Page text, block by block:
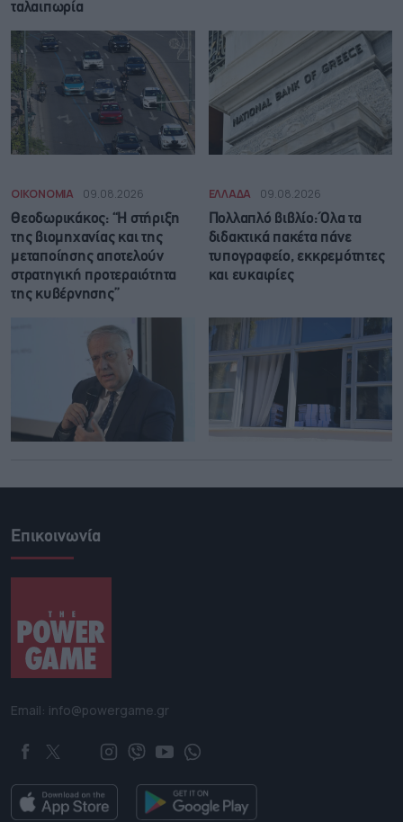
ταλαιπωρία
ΟΙΚΟΝΟΜΙΑ 09.08.2026
Θεοδωρικάκος: “Η στήριξη
της βιομηχανίας και της
μεταποίησης αποτελούν
στρατηγική προτεραιότητα
της κυβέρνησης”
ΕΛΛΑΔΑ 09.08.2026
Πολλαπλό βιβλίο: Όλα τα
διδακτικά πακέτα πάνε
τυπογραφείο, εκκρεμότητες
και ευκαιρίες
Επικοινωνία
Email: info@powergame.gr